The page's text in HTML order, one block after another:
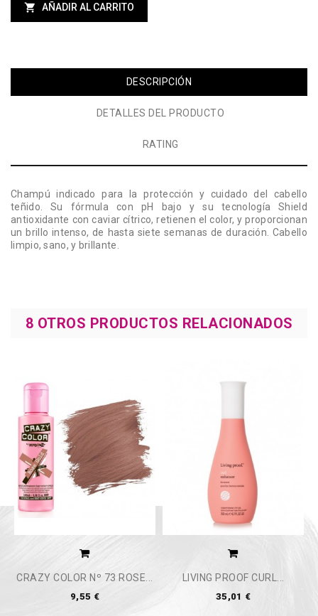
 AÑADIR AL CARRITO
DESCRIPCIÓN
DETALLES DEL PRODUCTO
RATING
Champú indicado para la protección y cuidado del cabello
teñido. Su fórmula con pH bajo y su tecnología Shield
antioxidante con caviar cítrico, retienen el color, y proporcionan
un brillo intenso, de hasta siete semanas de duración. Cabello
limpio, sano, y brillante.
8 OTROS PRODUCTOS RELACIONADOS
CRAZY COLOR Nº 73 ROSE...
9,55 €
LIVING PROOF CURL...
35,01 €